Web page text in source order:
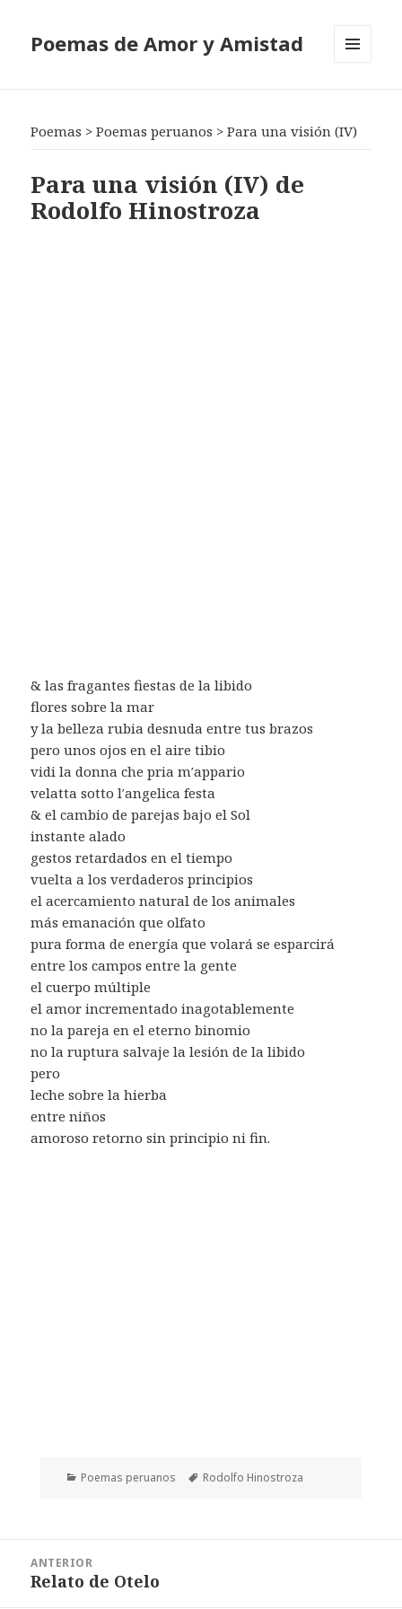
Poemas de Amor y Amistad
Poemas >Poemas peruanos >Para una visión (IV)
Para una visión (IV) de
Rodolfo Hinostroza
& las fragantes fiestas de la libido
flores sobre la mar
y la belleza rubia desnuda entre tus brazos
pero unos ojos en el aire tibio
vidi la donna che pria m′appario
velatta sotto l′angelica festa
& el cambio de parejas bajo el Sol
instante alado
gestos retardados en el tiempo
vuelta a los verdaderos principios
el acercamiento natural de los animales
más emanación que olfato
pura forma de energía que volará se esparcirá
entre los campos entre la gente
el cuerpo múltiple
el amor incrementado inagotablemente
no la pareja en el eterno binomio
no la ruptura salvaje la lesión de la libido
pero
leche sobre la hierba
entre niños
amoroso retorno sin principio ni fin.
Categorías
Poemas peruanos Etiquetas
Rodolfo Hinostroza
entradas
ANTERIOR
Entrada
Relato de Otelo